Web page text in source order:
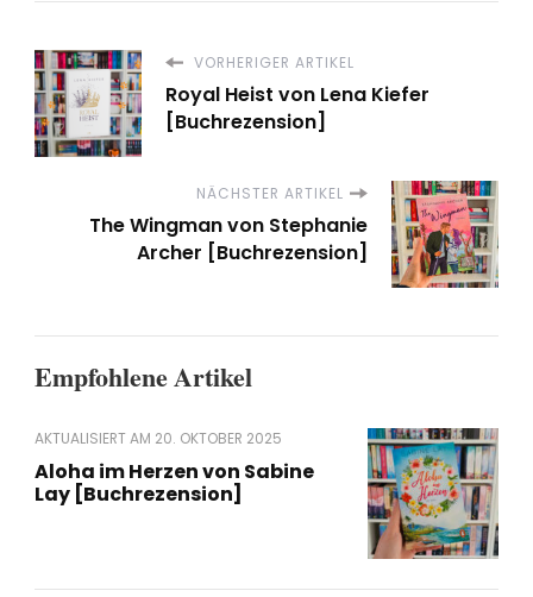
VORHERIGER ARTIKEL
Royal Heist von Lena Kiefer
[Buchrezension]
NÄCHSTER ARTIKEL
The Wingman von Stephanie
Archer [Buchrezension]
Empfohlene Artikel
AKTUALISIERT AM 20. OKTOBER 2025
Aloha im Herzen von Sabine
Lay [Buchrezension]